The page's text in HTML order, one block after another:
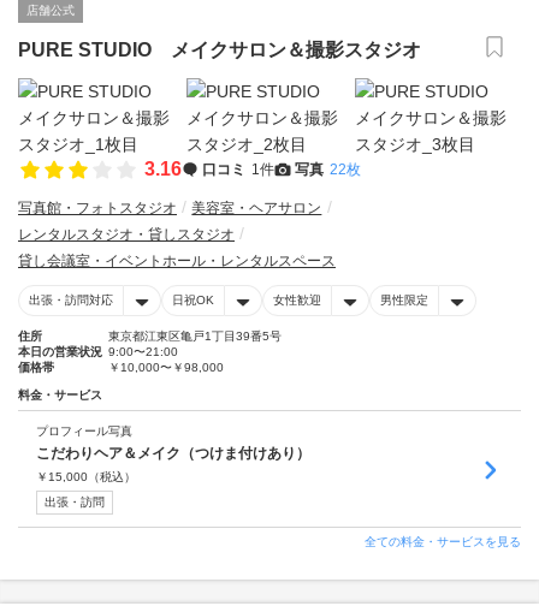
店舗公式
PURE STUDIO メイクサロン＆撮影スタジオ
3.16 口コミ 1件 写真 22枚
写真館・フォトスタジオ
美容室・ヘアサロン
レンタルスタジオ・貸しスタジオ
貸し会議室・イベントホール・レンタルスペース
出張・訪問対応 日祝OK 女性歓迎 男性限定
住所
東京都江東区亀戸1丁目39番5号
本日の営業状況 9:00〜21:00
価格帯
￥10,000〜￥98,000
料金・サービス
プロフィール写真
こだわりヘア＆メイク（つけま付けあり）
￥ 15,000 （税込）
出張・訪問
全ての料金・サービスを見る